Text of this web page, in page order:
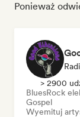
Ponieważ
> 2900
BluesRock
Gospel
Wyemituj